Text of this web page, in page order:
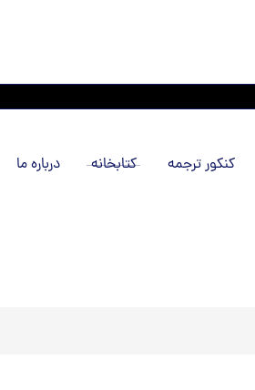
کنکور ترجمه کتابخانه درباره ما